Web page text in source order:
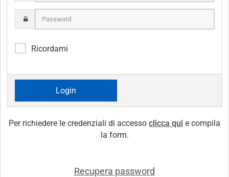
tuo
Username
Email
Password
Ricordami
Per richiedere le credenziali di accesso clicca qui e compila
la form.
Recupera password